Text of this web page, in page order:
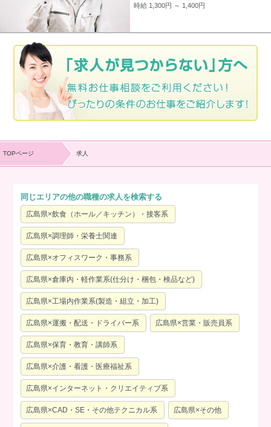
時給 1,300円 ～ 1,400円
TOPページ 求人
同じエリアの他の職種の求人を検索する
広島県×飲食（ホール／キッチン）・接客系
広島県×調理師・栄養士関連
広島県×オフィスワーク・事務系
広島県×倉庫内・軽作業系(仕分け・梱包・検品など)
広島県×工場内作業系(製造・組立・加工)
広島県×運搬・配送・ドライバー系 広島県×営業・販売員系
広島県×保育・教育・講師系
広島県×介護・看護・医療福祉系
広島県×インターネット・クリエイティブ系
広島県×CAD・SE・その他テクニカル系 広島県×その他